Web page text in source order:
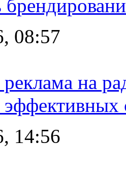
08:57
на
эффективных
14:56